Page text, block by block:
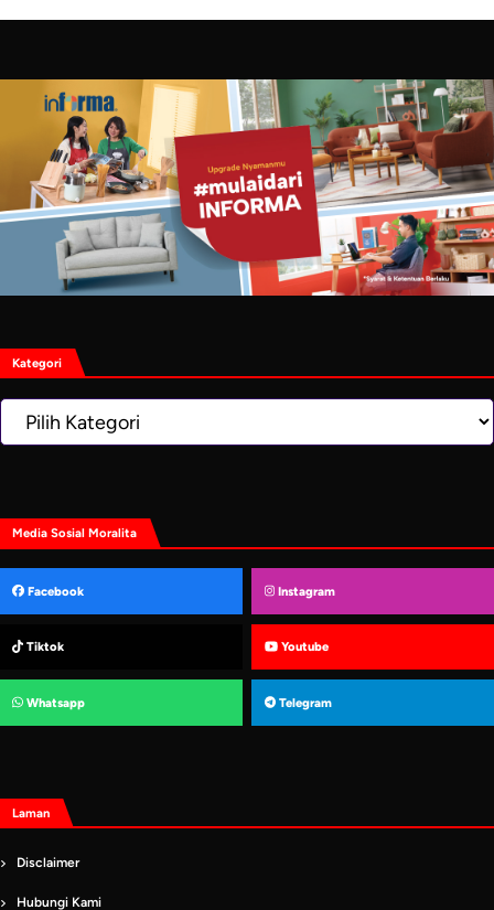
Kategori
Kategori
Media Sosial Moralita
Facebook Instagram
Tiktok Youtube
Whatsapp Telegram
Laman
Disclaimer
Hubungi Kami